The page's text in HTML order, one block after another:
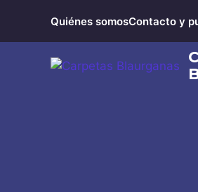
contenido
Quiénes somosContacto y